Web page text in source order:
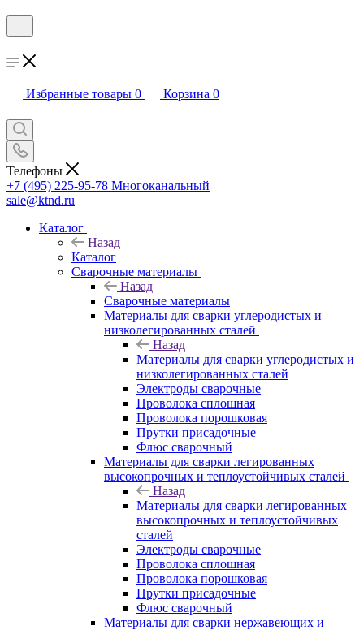
Избранные товары 0 Корзина 0
Телефоны
+7 (495) 225-95-78 Многоканальный
sale@ktnd.ru
Каталог
Назад
Каталог
Сварочные материалы
Назад
Сварочные материалы
Материалы для сварки углеродистых и
низколегированных сталей
Назад
Материалы для сварки углеродистых и
низколегированных сталей
Электроды сварочные
Проволока сплошная
Проволока порошковая
Прутки присадочные
Флюс сварочный
Материалы для сварки легированных
высокопрочных и теплоустойчивых сталей
Назад
Материалы для сварки легированных
высокопрочных и теплоустойчивых
сталей
Электроды сварочные
Проволока сплошная
Проволока порошковая
Прутки присадочные
Флюс сварочный
Материалы для сварки нержавеющих и